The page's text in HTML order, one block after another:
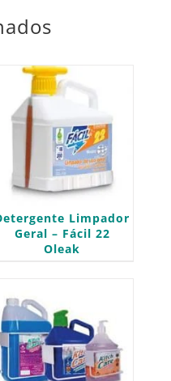
Limpador
Geral – Fácil 22
Oleak